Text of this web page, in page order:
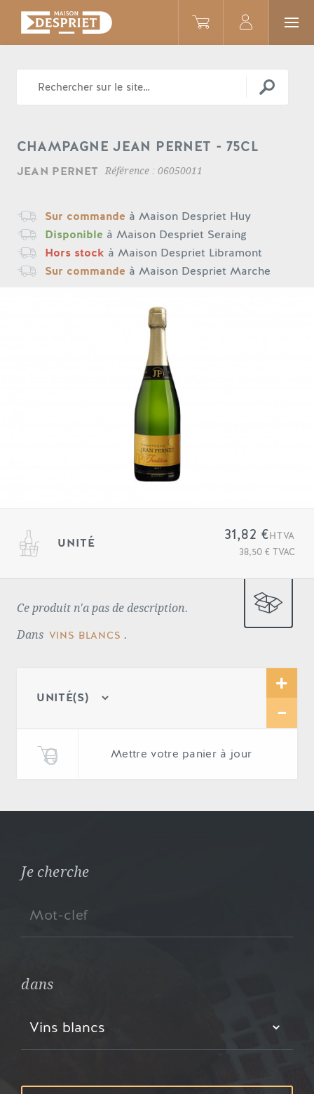
CHAMPAGNE JEAN PERNET
CHAMPAGNE JEAN PERNET - 75CL
JEAN PERNET Référence : 06050011
Sur commande à Maison Despriet Huy
Disponible à Maison Despriet Seraing
Hors stock à Maison Despriet Libramont
Sur commande à Maison Despriet Marche
UNITÉ 31,82 €HTVA
38,50 € TVAC
Ce produit n'a pas de description.
Dans VINS BLANCS .
Mettre votre panier à jour
Je cherche
dans
Vins blancs